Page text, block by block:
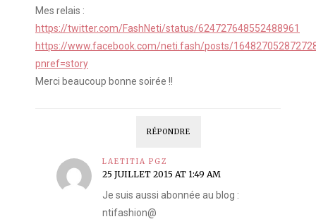
Mes relais :
https://twitter.com/FashNeti/status/624727648552488961
https://www.facebook.com/neti.fash/posts/
pnref=story
Merci beaucoup bonne soirée !!
RÉPONDRE
LAETITIA PGZ
25 JUILLET 2015 AT 1:49 AM
Je suis aussi abonnée au blog :
ntifashion@